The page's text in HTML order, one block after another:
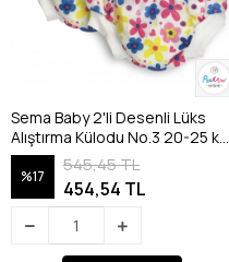
Sema Baby 2'li Desenli Lüks
Alıştırma Külodu No.3 20-25 kg
- Flowers
%17
545,45 TL
454,54 TL